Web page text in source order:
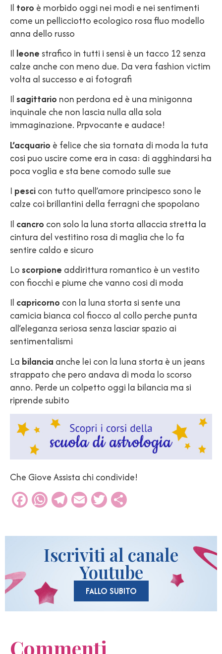
Il toro è morbido oggi nei modi e nei sentimenti
come un pellicciotto ecologico rosa fluo modello
anna dello russo
Il leone strafico in tutti i sensi è un tacco 12 senza
calze anche con meno due. Da vera fashion victim
volta al successo e ai fotografi
Il sagittario non perdona ed è una minigonna
inquinale che non lascia nulla alla sola
immaginazione. Prpvocante e audace!
L’acquario è felice che sia tornata di moda la tuta
cosi puo uscire come era in casa: di agghindarsi ha
poca voglia e sta bene comodo sulle sue
I pescicon tutto quell’amore principesco sono le
calze coi brillantini della ferragni che spopolano
Il cancro con solo la luna storta allaccia stretta la
cintura del vestitino rosa di maglia che lo fa
sentire caldo e sicuro
Lo scorpione addirittura romantico è un vestito
con fiocchi e piume che vanno cosi di moda
Il capricorno con la luna storta si sente una
camicia bianca col fiocco al collo perche punta
all’eleganza seriosa senza lasciar spazio ai
sentimentalismi
La bilancia anche lei con la luna storta è un jeans
strappato che pero andava di moda lo scorso
anno. Perde un colpetto oggi la bilancia ma si
riprende subito
Che Giove Assista chi condivide!
Facebook
WhatsApp
Telegram
EmailTwitter
Iscriviti al canale
Youtube
FALLO SUBITO
Commenti